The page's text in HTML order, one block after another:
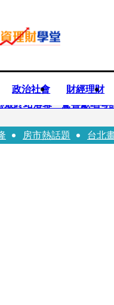
政治社會 財經理財
最終站落幕 驚喜獻唱粵
戰5萬 杜金龍建議小資
房市熱話題 台北